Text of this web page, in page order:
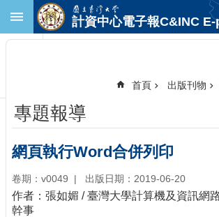
跳到主要內容區塊
首
頁
臺
大
首
頁
計
計資中心電子報C&INC
首頁 出版刊物
專題報導
網頁執行Word合併列印
卷期：v0049 出版日期：2019-06-20
作者：張如媚 / 臺灣大學計算機及資訊網
幹事